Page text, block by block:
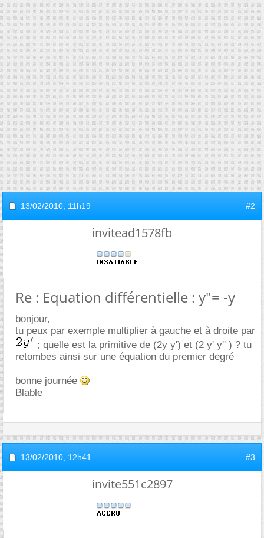
13/02/2010, 11h19 #2
invitead1578fb
Re : Equation différentielle : y"= -y
bonjour,
tu peux par exemple multiplier à gauche et à droite par
; quelle est la primitive de (2y y') et (2 y' y'' ) ? tu
retombes ainsi sur une équation du premier degré
bonne journée
Blable
13/02/2010, 12h41 #3
invite551c2897